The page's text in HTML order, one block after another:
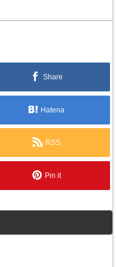
Share
Hatena
RSS
Pin it